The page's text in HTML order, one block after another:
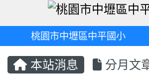
桃園市中壢區中平國小
本站消息 分月文